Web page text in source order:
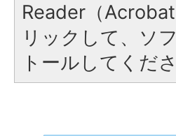
Reader（
リックして、ソ
トールしてくださ